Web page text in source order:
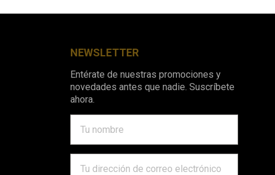
NEWSLETTER
Entérate de nuestras promociones y
novedades antes que nadie. Suscríbete
ahora.